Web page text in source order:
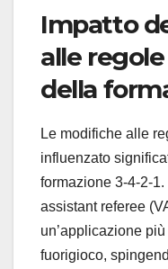
Impatto
alle
della
Le modifiche alle
influenzato
formazione 3-4-2-
assistant referee
un’applicazione
fuorigioco,